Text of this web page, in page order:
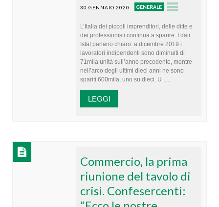
30 GENNAIO 2020 GENERALE
L’Italia dei piccoli imprenditori, delle ditte e
dei professionisti continua a sparire. I dati
Istat parlano chiaro: a dicembre 2019 i
lavoratori indipendenti sono diminuiti di
71mila unità sull’anno precedente, mentre
nell’arco degli ultimi dieci anni ne sono
spariti 600mila, uno su dieci. U .....
LEGGI
Commercio, la prima
riunione del tavolo di
crisi. Confesercenti: